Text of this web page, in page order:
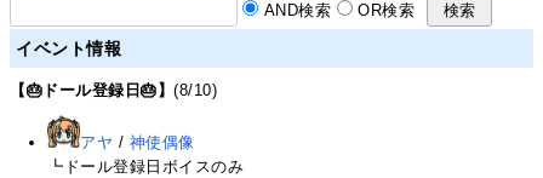
AND検索 OR検索
イベント情報
【🎂ドール登録日🎂】(8/10)
アヤ / 神使偶像
┗ドール登録日ボイスのみ